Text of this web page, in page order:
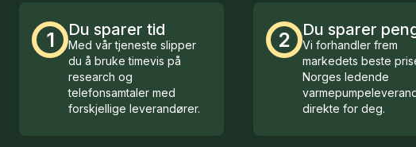
1 Du sparer tid
Med vår tjeneste slipper
du å bruke timevis på
research og
telefonsamtaler med
forskjellige leverandører.
2 Du sparer
Vi forhandler frem
markedets beste
Norges ledende
direkte for deg.